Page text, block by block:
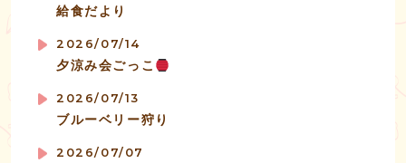
給食だより
2026/07/14
夕涼み会ごっこ
2026/07/13
ブルーベリー狩り
2026/07/07